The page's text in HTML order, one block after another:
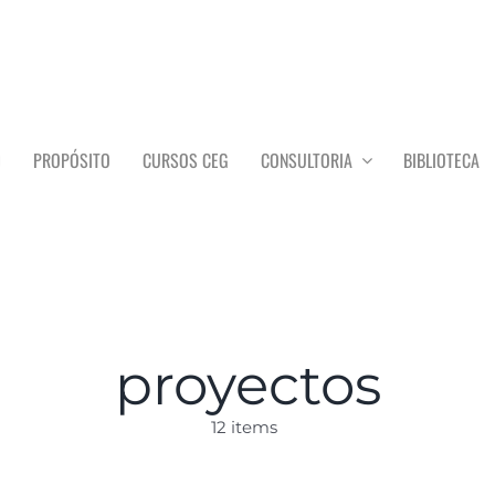
PROPÓSITO CURSOS CEG CONSULTORIA BIBLIOTECA
proyectos
12 items